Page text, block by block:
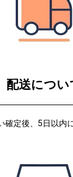
配送につい
確定後、5日以内